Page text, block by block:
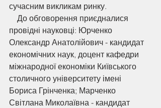
сучасним викликам ринку.
провідні науковці: Юрченко
Олександр Анатолійович - кандидат
економічних наук, доцент кафедри
міжнародної економіки Київського
столичного університету імені
Бориса Грінченка; Марченко
Світлана Миколаївна - кандидат